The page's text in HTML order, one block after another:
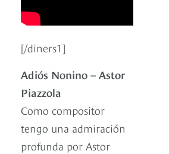
[/diners1]
Adiós Nonino – Astor
Piazzola
Como compositor
tengo una admiración
profunda por Astor